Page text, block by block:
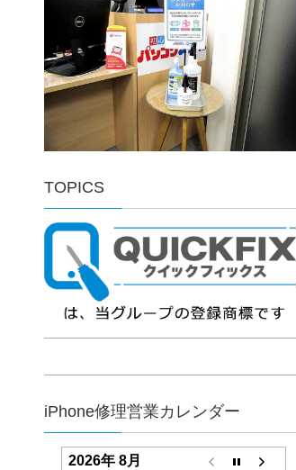
TOPICS
iPhone修理営業カレンダー
2026年 8月